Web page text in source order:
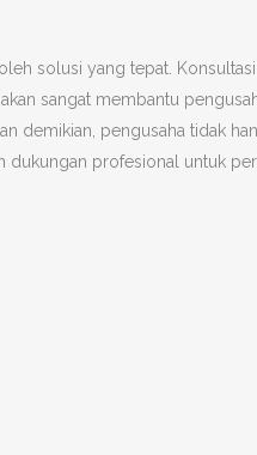
solusi yang tepat.
sangat membantu
demikian, pengusaha tidak
dukungan profesional untuk